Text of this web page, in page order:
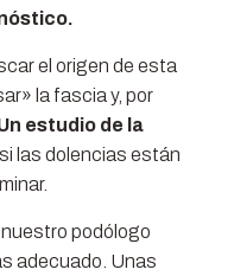
el origen de esta
la fascia y, por
estudio de la
las dolencias están
podólogo
adecuado. Unas